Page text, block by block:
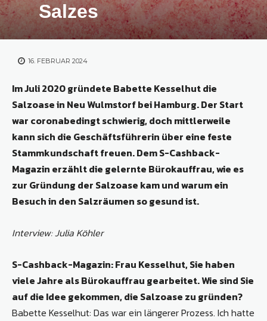
Salzes
16. FEBRUAR 2024
Im Juli 2020 gründete Babette Kesselhut die
Salzoase in Neu Wulmstorf bei Hamburg. Der Start
war coronabedingt schwierig, doch mittlerweile
kann sich die Geschäftsführerin über eine feste
Stammkundschaft freuen. Dem S-Cashback-
Magazin erzählt die gelernte Bürokauffrau, wie es
zur Gründung der Salzoase kam und warum ein
Besuch in den Salzräumen so gesund ist.
Interview: Julia Köhler
S-Cashback-Magazin: Frau Kesselhut, Sie haben
viele Jahre als Bürokauffrau gearbeitet. Wie sind Sie
auf die Idee gekommen, die Salzoase zu gründen?
Babette Kesselhut: Das war ein längerer Prozess. Ich hatte